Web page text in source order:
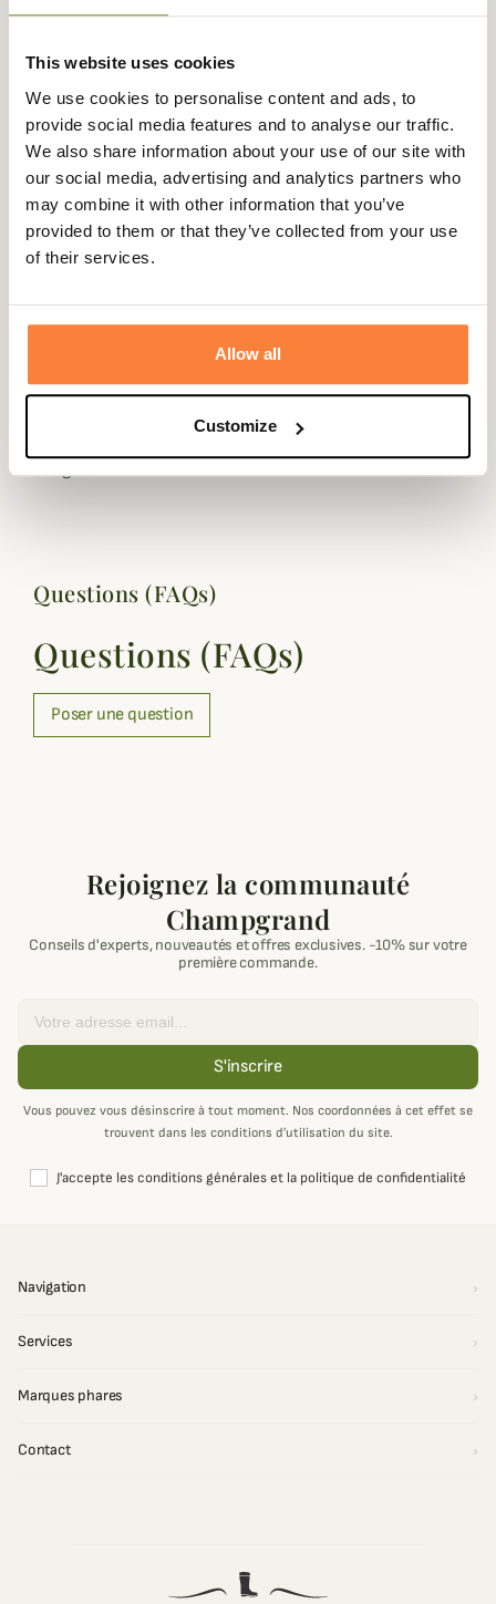
This website uses cookies
We use cookies to personalise content and ads, to
provide social media features and to analyse our traffic.
We also share information about your use of our site with
our social media, advertising and analytics partners who
may combine it with other information that you’ve
provided to them or that they’ve collected from your use
of their services.
Allow all
Customize
Description
pour fusil Arron, parfait pour une journée de battue, ce
fourreau vous permettra d'emporter votre fusil avec
vous en toute sécurité.
Doté d'un grand zip sur la longueur et une poche sur le
côté à l'avant, ce fourreau Arron de chez Club
Interchasse dispose d'un design sobre et élégant.
2 sangles pour le porter en bandoulière ou bien à la main.
Longueur : 130cm
Questions (FAQs)
Questions (FAQs)
Poser une question
Rejoignez la communauté
Champgrand
Conseils d'experts, nouveautés et offres exclusives. -10% sur votre
première commande.
S'inscrire
Vous pouvez vous désinscrire à tout moment. Nos coordonnées à cet effet se
trouvent dans les conditions d’utilisation du site.
J'accepte les conditions générales et la politique de confidentialité
Navigation
Services
Marques phares
Contact